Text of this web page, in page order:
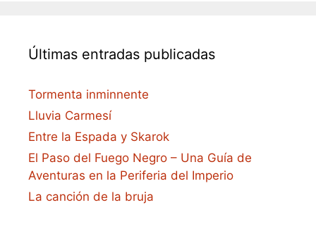
Últimas entradas publicadas
Tormenta inminnente
Lluvia Carmesí
Entre la Espada y Skarok
El Paso del Fuego Negro – Una Guía de
Aventuras en la Periferia del Imperio
La canción de la bruja